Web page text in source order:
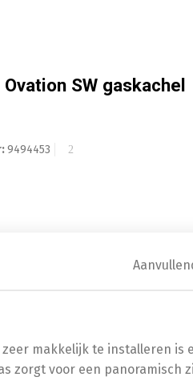
SW gaskachel
9494453
zeer makkelijk te installeren is
zorgt voor een panoramisch